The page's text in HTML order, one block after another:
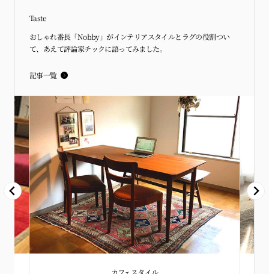
Taste
おしゃれ番長「Nobby」がインテリアスタイルとラグの役割つい
て、あえて評論家チックに語ってみました。
記事一覧
カフェスタイル